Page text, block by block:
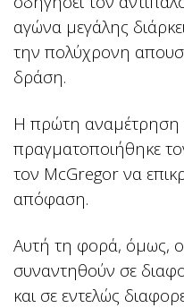
αγώνα μεγάλης
την πολύχρονη
δράση.
Η πρώτη αναμέτρηση
πραγματοποιήθηκε
τον McGregor να
απόφαση.
Αυτή τη φορά, όμως,
συναντηθούν σε
και σε εντελώς